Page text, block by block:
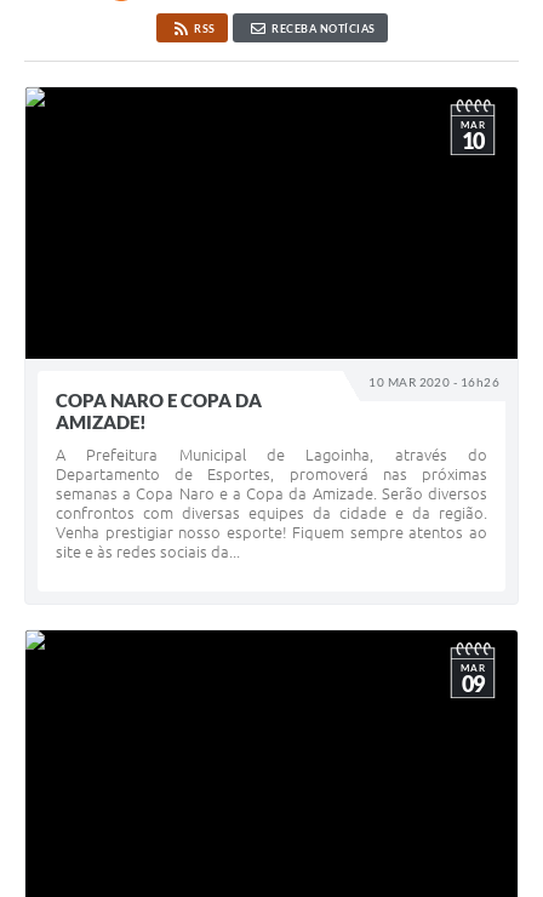
Galeria de Fotos
Audiências Públicas
Arquivos para Download
A Prefeitura
Galeria de Vídeos
RSS RECEBA NOTÍCIAS
10 MAR 2020 - 16h26
MAR
10
COPA NARO E COPA DA
AMIZADE!
A Prefeitura Municipal de Lagoinha, através do
Departamento de Esportes, promoverá nas próximas
semanas a Copa Naro e a Copa da Amizade. Serão diversos
confrontos com diversas equipes da cidade e da região.
Venha prestigiar nosso esporte! Fiquem sempre atentos ao
site e às redes sociais da...
MAR
09